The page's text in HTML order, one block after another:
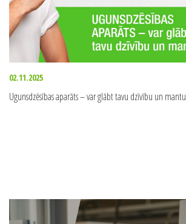
02.11.2025
Ugunsdzēsības aparāts – var glābt tavu dzīvību un mantu